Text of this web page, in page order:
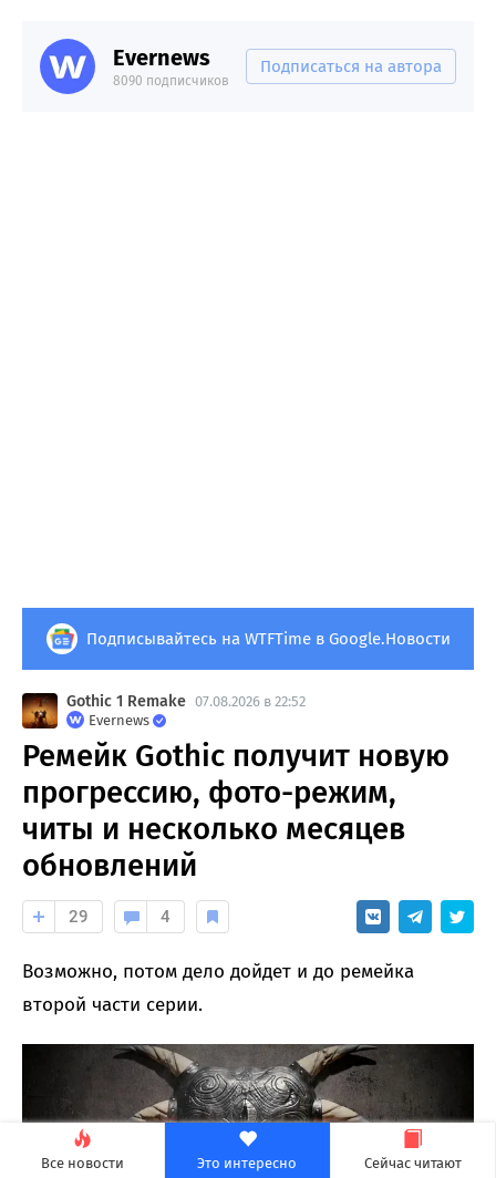
Все новости Это интересно Сейчас читают
Evernews
8090 подписчиков
Подписаться на автора
Подписывайтесь на WTFTime в Google.Новости
Gothic 1 Remake 07.08.2026 в 22:52
Evernews
Ремейк Gothic получит новую
прогрессию, фото-режим,
читы и несколько месяцев
обновлений
29 4
Возможно, потом дело дойдет и до ремейка
второй части серии.